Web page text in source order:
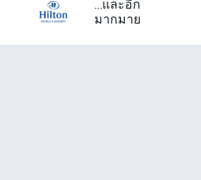
...และอีก
มากมาย